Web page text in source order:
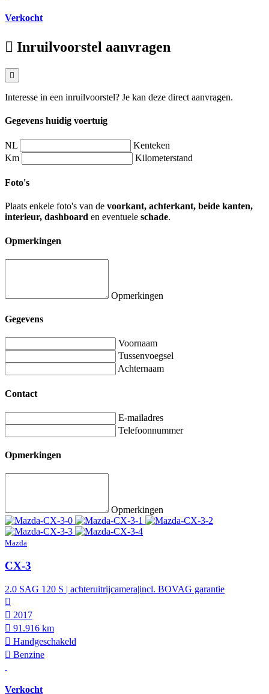
Verkocht
Inruilvoorstel aanvragen
Interesse in een inruilvoorstel? Je kan deze direct aanvragen.
Gegevens huidig voertuig
NL
Kenteken
Km
Kilometerstand
Foto's
Plaats enkele foto's van de voorkant, achterkant, beide kanten,
interieur, dashboard en eventuele schade.
Opmerkingen
Opmerkingen
Gegevens
Voornaam
Tussenvoegsel
Achternaam
Contact
E-mailadres
Telefoonnummer
Opmerkingen
Opmerkingen
Mazda
CX-3
2.0 SAG 120 S | achteruitrijcamera|incl. BOVAG garantie
2017
91.916 km
Hand­geschakeld
Benzine
Verkocht